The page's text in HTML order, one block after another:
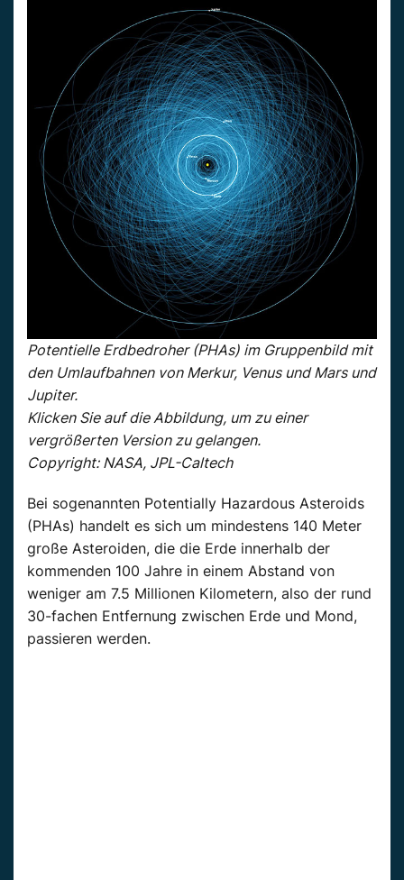
Potentielle Erdbedroher (PHAs) im Gruppenbild mit
den Umlaufbahnen von Merkur, Venus und Mars und
Jupiter.
Klicken Sie auf die Abbildung, um zu einer
vergrößerten Version zu gelangen.
Copyright: NASA, JPL-Caltech
Bei sogenannten Potentially Hazardous Asteroids
(PHAs) handelt es sich um mindestens 140 Meter
große Asteroiden, die die Erde innerhalb der
kommenden 100 Jahre in einem Abstand von
weniger am 7.5 Millionen Kilometern, also der rund
30-fachen Entfernung zwischen Erde und Mond,
passieren werden.